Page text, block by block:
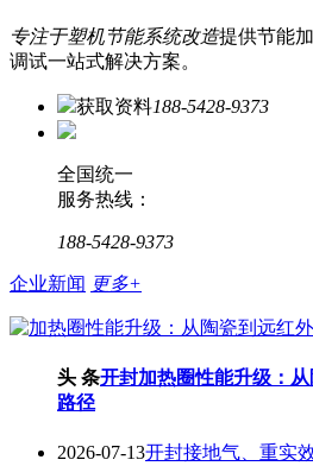
专注于塑机节能系统改造提供节能
调试一站式解决方案。
获取资料188-5428-9373
全国统一
服务热线：
188-5428-9373
企业新闻 更多+
头 条开封加热圈性能升级：
路径
2026-07-13开封接地气、重实